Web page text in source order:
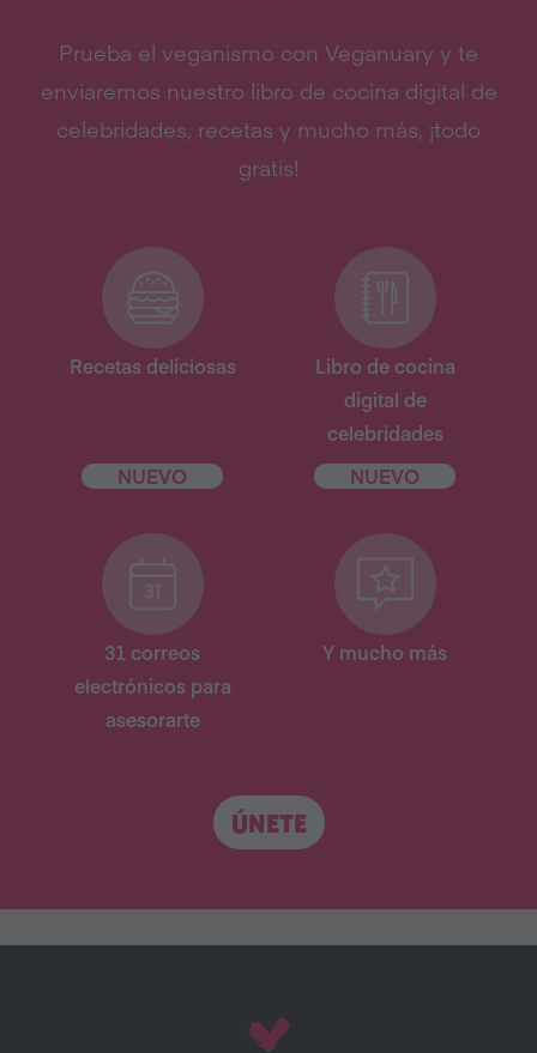
Prueba el veganismo con Veganuary y te
enviaremos nuestro libro de cocina digital de
celebridades, recetas y mucho más, ¡todo
gratis!
Recetas deliciosas
NUEVO
Libro de cocina
digital de
celebridades
NUEVO
31 correos
electrónicos para
asesorarte
Y mucho más
ÚNETE